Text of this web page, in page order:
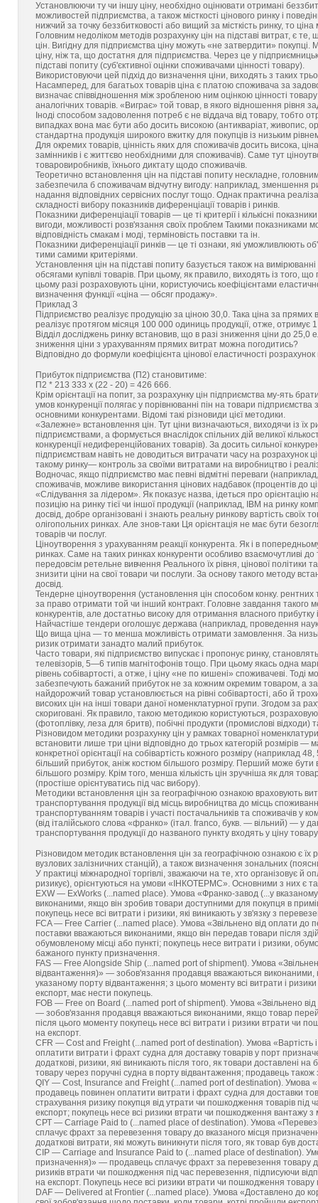
Установлюючи ту чи іншу ціну, необхідно оцінювати отримані
можливостей підприємства, а також місткості цінового ринку і
нижчий за точку беззбитковості або вищий за місткість ринку, то
Головним недоліком методів розрахунку цін на підставі витрат, є
цін. Вигідну для підприємства ціну можуть «не затвердити»
ціну, ніж та, що достатня для підприємства. Через це у
підставі попиту (суб'єктивної оцінки споживачами цінності товару).
Використовуючи цей підхід до визначення ціни, виходять з таких
Насамперед, для багатьох товарів ціна є платою споживача за
визначає співвідношення між зробленою ним оцінкою цінності
аналогічних товарів. «Виграє» той товар, в якого відношення
Іноді способом задоволення потреб є не віддача від товару, тобто
випадках вона має бути або досить високою (антикваріат, живопис,
стандартна продукція широкого вжитку для покупців із низьким
Для окремих товарів, цінність яких для споживачів досить висока,
замінників і є життєво необхідними для споживачів). Саме тут
товаровиробників, їхнього диктату щодо споживачів.
Теоретично встановлення цін на підставі попиту нескладне,
забезпечила б споживачам відчутну вигоду: наприклад, зменшення
надання відповідних сервісних послуг тощо. Однак практична
складності вибору показників диференціації товарів і ринків.
Показники диференціації товарів — це ті критерії і кількісні
вигоди, можливості розв'язання своїх проблем Такими показниками
відповідність смакам і моді, терміновість поставки та ін.
Показники диференціації ринків — це ті ознаки, які уможливлюють
тими самими критеріями.
Установлення цін на підставі попиту базується також на
обсягами купівлі товарів. При цьому, як правило, виходять із того,
цьому разі розраховують ціни, користуючись коефіцієнтами
визначення функції «ціна — обсяг продажу».
Приклад З
Підприємство реалізує продукцію за ціною 30,0. Така ціна за
реалізує протягом місяця 100 000 одиниць продукції, отже, отримує
Відділ досліджень ринку встановив, що в разі зниження ціни до
зниження ціни з урахуванням прямих витрат можна погодитись?
Відповідно до формули коефіцієнта цінової еластичності
Прибуток підприємства (П2) становитиме:
П2 * 213 333 х (22 - 20) = 426 666.
Крім орієнтації на попит, за розрахунку цін підприємства му-ять
умов конкуренції полягає у порівнюванні пін на товари
основними конкурентами. Відомі такі різновиди цієї методики.
«Залежне» встановлення цін. Тут ціни визначаються, виходячи із їх
підприємствами, а формується внаслідок спільних дій великої
конкуренції недиференційованих товарів). За досить сильної
підприємствам навіть не доводиться витрачати часу на
такому ринку— контроль за своїми витратами на виробництво і
Водночас, якщо підприємство має певні відмітні переваги
споживачів, можливе використання цінових надбавок (процентів до
«Слідування за лідером». Як показує назва, ідеться про орієнтацію
позицію на ринку тієї чи іншої продукції (наприклад, IBM на ринку
досвід, добре організовані і знають реальну ринкову вартість своїх
олігопольних ринках. Але знов-таки Ця орієнтація не має бути
товарів чи послуг.
Ціноутворення з урахуванням реакції конкурента. Як і в
ринках. Саме на таких ринках конкуренти особливо взаємочутливі
передовсім ретельне вивчення Реального їх рівня, цінової політики
знизити ціни на свої товари чи послуги. За основу такого методу
досвід.
Тендерне ціноутворення (установлення цін способом конку. рентних
за право отримати той чи інший контракт. Головне завдання такого
конкурентів, але достатньо високу для отримання власного
Найчастіше тендери оголошує держава (наприклад, проведення
Що вища ціна — то менша можливість отримати замовлення. За
ризик отримати занадто малий прибуток.
Часто товари, які підприємство випускає і пропонує ринку,
телевізорів, 5—6 типів магнітофонів тощо. При цьому якась одна
рівень собівартості, а отже, і ціну «не по кишені» споживачеві. Тоді
забезпечують бажаний прибуток не за кожним окремим товаром, а
найдорожчий товар установлюється на рівні собівартості, або й
високих цін на інші товари даної номенклатурної групи. Згодом за
скориговані. Як правило, такою методикою користуються,
(фотоплівку, леза для бритв), побічні продукти (промислові відходи)
Різновидом методики розрахунку цін у рамках товарної
встановити лише три ціни відповідно до трьох категорій розмірів
конкретної орієнтації на собівартість кожного розміру (наприклад
більший прибуток, аніж костюм більшого розміру. Перший може бути
більшого розміру. Крім того, менша кількість цін зручніша як для
(простіше орієнтуватись під час вибору).
Методики встановлення цін за географічною ознакою враховують
транспортування продукції від місць виробництва до місць
транспортуванням товарів і участі постачальників та споживачів у
(від італійського слова «франко» (італ. franco, букв. — вільний) — у
транспортування продукції до названого пункту входять у ціну
Різновидом методик встановлення цін за географічною ознакою є їх
вузлових залізничних станцій), а також визначення зональних
У практиці міжнародної торгівлі, зважаючи на те, хто організовує й
ризикує), орієнтуються на умови «ІНКОТЕРМС». Основними з них є
EXW — ExWorks (...named place). Умова «Франко-завод (...у
виконаними, якщо він зробив товари доступними для покупця в
покупець несе всі витрати і ризики, які виникають у зв'язку з
FCA — Free Carrier (...named place). Умова «Звільнено від оплати до
поставки вважаються виконаними, якщо він передав товари після
обумовленому місці або пункті; покупець несе витрати і ризики,
бажаного пункту призначення.
FAS — Free Alongside Ship (...named port of shipment). Умова
відвантаження)» — зобов'язання продавця вважаються виконаними,
указаному порту відвантаження; з цього моменту всі витрати і
експорт, має нести покупець.
FOB — Free on Board (...named port of shipment). Умова «Звільнено
— зобов'язання продавця вважаються виконаними, якщо товар
після цього моменту покупець несе всі витрати і ризики втрати чи
на експорт.
CFR — Cost and Freight (...named port of destination). Умова
оплатити витрати і фрахт судна для доставку товарів у порт
додаткові, ризики, які виникають після того, як товари доставлені
товару через поручні судна в порту відвантаження; продавець
QIY — Cost, Insurance and Freight (...named port of destination). Умова
продавець повинен оплатити витрати і фрахт судна для доставки
страхування ризику покупця від утрати чи пошкодження товарів
експорт; покупець несе всі ризики втрати чи пошкодження вантажу
СРТ — Carriage Paid to (...named place of destination). Умова
сплачує фрахт за перевезення товару до вказаного місця
додаткові витрати, які можуть виникнути після того, як товар був
СІР — Carriage and Insurance Paid to (...named place of destination).
призначення)» — продавець сплачує фрахт за перевезення товару
ризиків втрати чи пошкодження під час перевезення, підписуючи
на експорт. Покупець несе всі ризики втрати чи пошкодження товару
DAF — Delivered at Frontier (...named place). Умова «Доставлено до